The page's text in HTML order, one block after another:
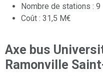
Nombre de stations : 9
Coût : 31,5 M€
Axe bus
Ramonville